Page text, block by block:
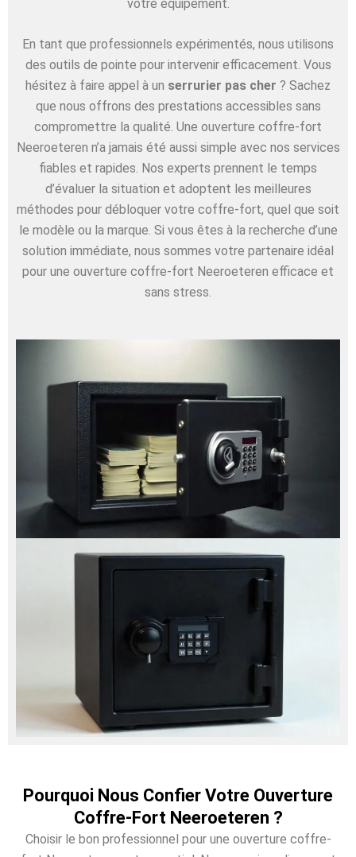
votre équipement.
En tant que professionnels expérimentés, nous utilisons
des outils de pointe pour intervenir efficacement. Vous
hésitez à faire appel à un serrurier pas cher ? Sachez
que nous offrons des prestations accessibles sans
compromettre la qualité. Une ouverture coffre-fort
Neeroeteren n’a jamais été aussi simple avec nos services
fiables et rapides. Nos experts prennent le temps
d’évaluer la situation et adoptent les meilleures
méthodes pour débloquer votre coffre-fort, quel que soit
le modèle ou la marque. Si vous êtes à la recherche d’une
solution immédiate, nous sommes votre partenaire idéal
pour une ouverture coffre-fort Neeroeteren efficace et
sans stress.
Pourquoi Nous Confier Votre Ouverture
Coffre-Fort Neeroeteren ?
Choisir le bon professionnel pour une ouverture coffre-